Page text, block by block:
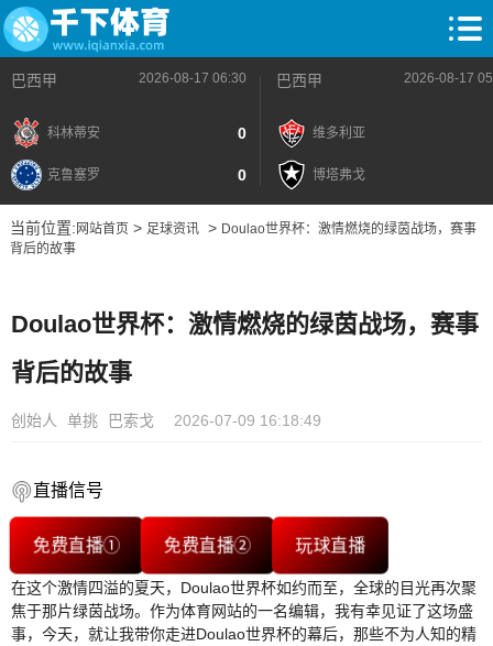
巴西甲 2026-08-17 06:30
科林蒂安 0
克鲁塞罗 0
巴西甲 2026-08-17
维多利亚
博塔弗戈
当前位置: 网站首页> 足球资讯> Doulao世界杯：激情燃烧的绿茵战场，赛事
背后的故事
Doulao世界杯：激情燃烧的绿茵战场，赛事
背后的故事
创始人 单挑 巴索戈 2026-07-09 16:18:49
直播信号
免费直播① 免费直播② 玩球直播
在这个激情四溢的夏天，Doulao世界杯如约而至，全球的目光再次聚
焦于那片绿茵战场。作为体育网站的一名编辑，我有幸见证了这场盛
事，今天，就让我带你走进Doulao世界杯的幕后，那些不为人知的精